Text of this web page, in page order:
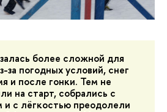
более сложной для
за погодных условий, снег
и после гонки. Тем не
на старт, собрались с
и с лёгкостью преодолели